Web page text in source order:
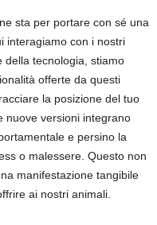
sta per portare con sé una
interagiamo con i nostri
della tecnologia, stiamo
offerte da questi
la posizione del tuo
nuove versioni integrano
e persino la
o malessere. Questo non
manifestazione tangibile
ai nostri animali.